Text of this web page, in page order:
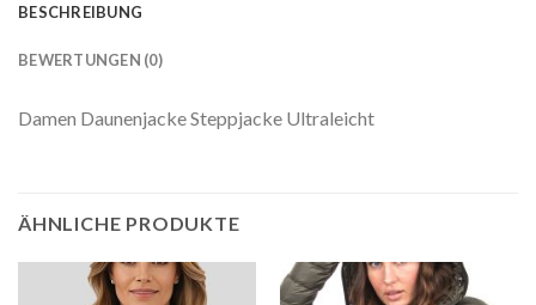
BESCHREIBUNG
BEWERTUNGEN (0)
Damen Daunenjacke Steppjacke Ultraleicht
ÄHNLICHE PRODUKTE